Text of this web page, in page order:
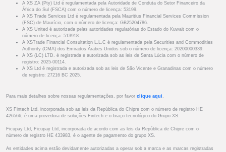
A XS ZA (Pty) Ltd é regulamentada pela Autoridade de Conduta do Setor Financeiro da
África do Sul (FSCA) com o número de licença: 53199.
A XS Trade Services Ltd é regulamentada pela Mauritius Financial Services Commission
(FSC) de Maurício, com o número de licença: GB25204786.
A XS United é autorizada pelas autoridades regulatórias do Estado do Kuwait com o
número de licença: 513918.
A XSTrade Financial Consultation L.L.C é regulamentada pela Securities and Commodities
Authority (CMA) dos Emirados Árabes Unidos sob o número de licença: 20200000339.
A XS (LC) LTD. é registrada e autorizada sob as leis de Santa Lúcia com o número de
registro: 2025-00114.
A XS Ltd é registrada e autorizada sob as leis de São Vicente e Granadinas com o número
de registro: 27216 BC 2025.
Para mais detalhes sobre nossas regulamentações, por favor clique aqui .
XS Fintech Ltd, incorporada sob as leis da República do Chipre com o número de registro HE
426566, é uma provedora de soluções Fintech e o braço tecnológico do Grupo XS.
Ficupay Ltd, Ficupay Ltd, incorporada de acordo com as leis da República de Chipre com o
número de registro HE 433983, é o agente de pagamento do grupo XS.
As entidades acima estão devidamente autorizadas a operar sob a marca e as marcas registradas